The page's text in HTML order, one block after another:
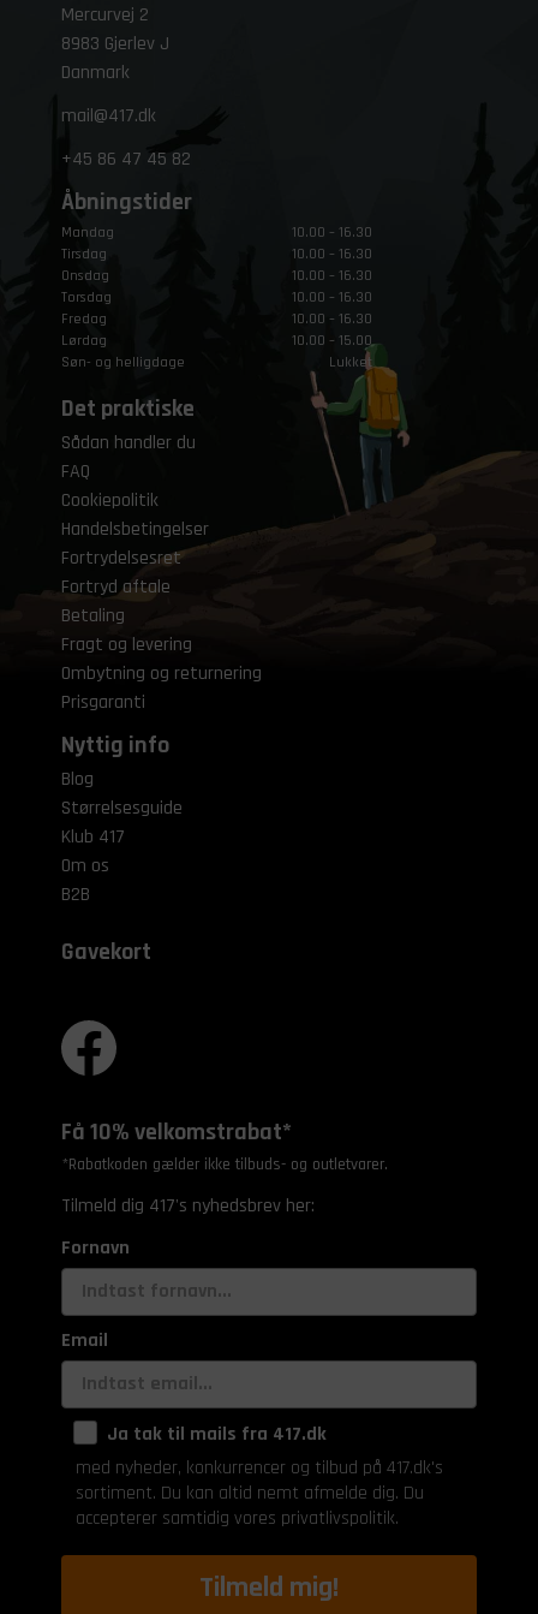
Mercurvej 2
8983 Gjerlev J
Danmark
mail@417.dk
+45 86 47 45 82
Åbningstider
Mandag
10.00 – 16.30
Tirsdag
10.00 – 16.30
Onsdag
10.00 – 16.30
Torsdag
10.00 – 16.30
Fredag
10.00 – 16.30
Lørdag
10.00 – 15.00
Søn- og helligdage
Lukket
Det praktiske
Sådan handler du
FAQ
Cookiepolitik
Handelsbetingelser
Fortrydelsesret
Fortryd aftale
Betaling
Fragt og levering
Ombytning og returnering
Prisgaranti
Nyttig info
Blog
Størrelsesguide
Klub 417
Om os
B2B
Gavekort
Få 10% velkomstrabat*
*Rabatkoden gælder ikke tilbuds- og outletvarer.
Tilmeld dig 417's nyhedsbrev her:
Fornavn
Email
Ja tak til mails fra 417.dk
med nyheder, konkurrencer og tilbud på 417.dk's
sortiment. Du kan altid nemt afmelde dig. Du
accepterer samtidig vores privatlivspolitik.
Tilmeld mig!